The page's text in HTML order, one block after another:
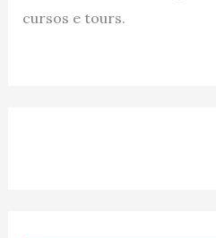
cursos e tours.